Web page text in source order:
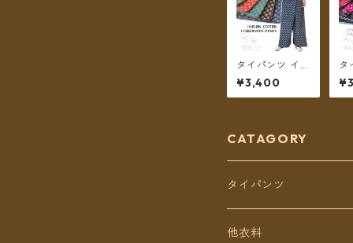
タイパンツ イン
ド綿 インド更紗
no.6 小花＆ダ
マスク草花プリ
便送料無料】
¥3,400
タ
ガ
6
ン
CATAGORY
タイパンツ
定番無地タイパンツ
他衣料